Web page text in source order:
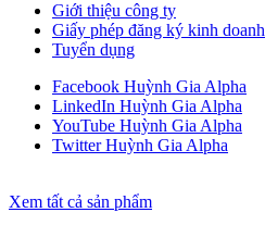
Giới thiệu công ty
Giấy phép đăng ký kinh doanh
Tuyển dụng
Facebook Huỳnh Gia Alpha
LinkedIn Huỳnh Gia Alpha
YouTube Huỳnh Gia Alpha
Twitter Huỳnh Gia Alpha
Xem tất cả sản phẩm